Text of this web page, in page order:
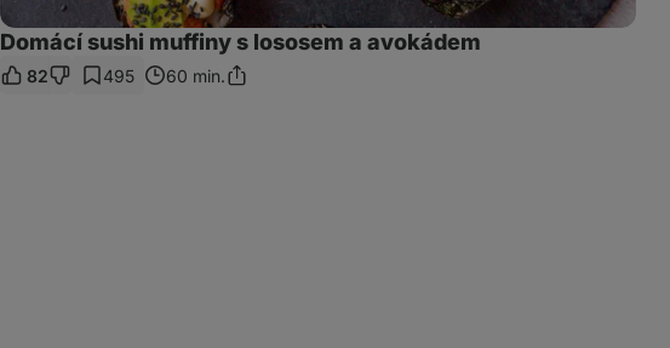
Domácí sushi muffiny s lososem a avokádem
82 495 60 min.Sdílet